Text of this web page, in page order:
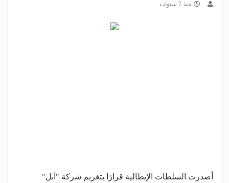
منذ 7 سنوات
أصدرت السلطات الإيطالية قرارًا بتغريم شركة "آبل"